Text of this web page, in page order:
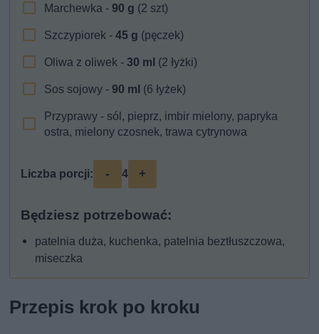
Marchewka -90 g (2 szt)
Szczypiorek -45 g (pęczek)
Oliwa z oliwek -30 ml (2 łyżki)
Sos sojowy -90 ml (6 łyżek)
Przyprawy - sól, pieprz, imbir mielony, papryka
ostra, mielony czosnek, trawa cytrynowa
Liczba porcji: - 4 +
Będziesz potrzebować:
patelnia duża, kuchenka, patelnia beztłuszczowa,
miseczka
Przepis krok po kroku